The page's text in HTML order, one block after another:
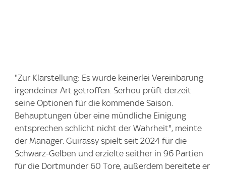
"Zur Klarstellung: Es wurde keinerlei Vereinbarung
irgendeiner Art getroffen. Serhou prüft derzeit
seine Optionen für die kommende Saison.
Behauptungen über eine mündliche Einigung
entsprechen schlicht nicht der Wahrheit", meinte
der Manager. Guirassy spielt seit 2024 für die
Schwarz-Gelben und erzielte seither in 96 Partien
für die Dortmunder 60 Tore, außerdem bereitete er